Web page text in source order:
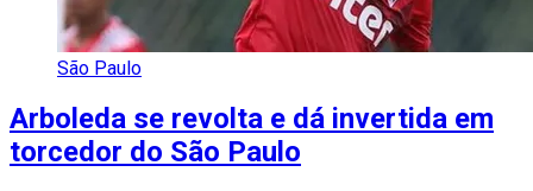
São Paulo
Arboleda se revolta e dá invertida em
torcedor do São Paulo